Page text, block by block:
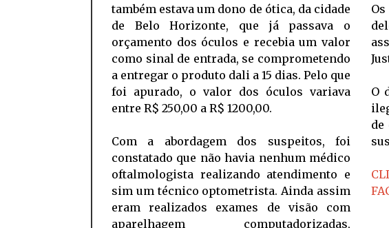
também estava um dono de ótica, da cidade
de Belo Horizonte, que já passava o
orçamento dos óculos e recebia um valor
como sinal de entrada, se comprometendo
a entregar o produto dali a 15 dias. Pelo que
foi apurado, o valor dos óculos variava
entre R$ 250,00 a R$ 1200,00.
Com a abordagem dos suspeitos, foi
constatado que não havia nenhum médico
oftalmologista realizando atendimento e
sim um técnico optometrista. Ainda assim
eram realizados exames de visão com
aparelhagem computadorizadas,
O
de